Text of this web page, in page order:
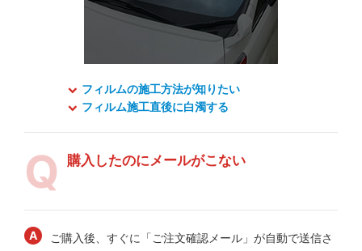
フィルムの施工方法が知りたい
フィルム施工直後に白濁する
購入したのにメールがこない
ご購入後、すぐに「ご注文確認メール」が自動で送信さ